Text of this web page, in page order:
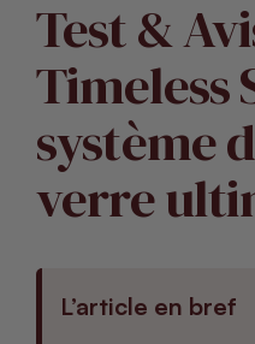
Test &
Timeless
système
verre
L’article en bref